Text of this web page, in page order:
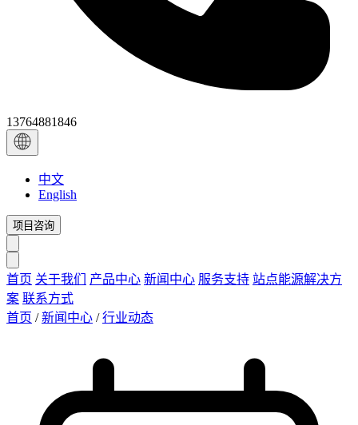
13764881846
中文
English
项目咨询
首页 关于我们 产品中心 新闻中心 服务支持 站点能源解决方
案 联系方式
首页 / 新闻中心 / 行业动态